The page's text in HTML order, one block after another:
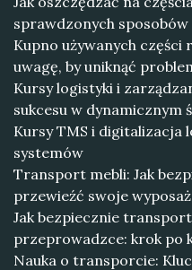
sprawdzonych
Kupno używanych
uwagę, by uniknąć
Kursy logistyki i
sukcesu w dynamicznym
Kursy TMS i digitalizacja
systemów
Transport mebli: Jak
przewieźć swoje
Jak bezpiecznie
przeprowadzce: krok po
Nauka o transporcie: